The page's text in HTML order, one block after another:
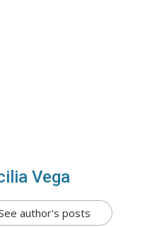
Vega
author's posts